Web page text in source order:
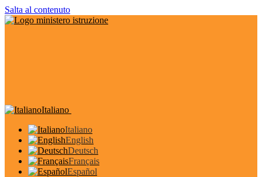
Salta al contenuto
Italiano
Italiano
English
Deutsch
Français
Español